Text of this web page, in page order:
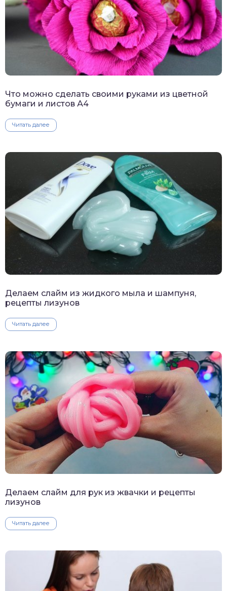
Что можно сделать своими руками из цветной
бумаги и листов А4
Читать далее
Делаем слайм из жидкого мыла и шампуня,
рецепты лизунов
Читать далее
Делаем слайм для рук из жвачки и рецепты
лизунов
Читать далее